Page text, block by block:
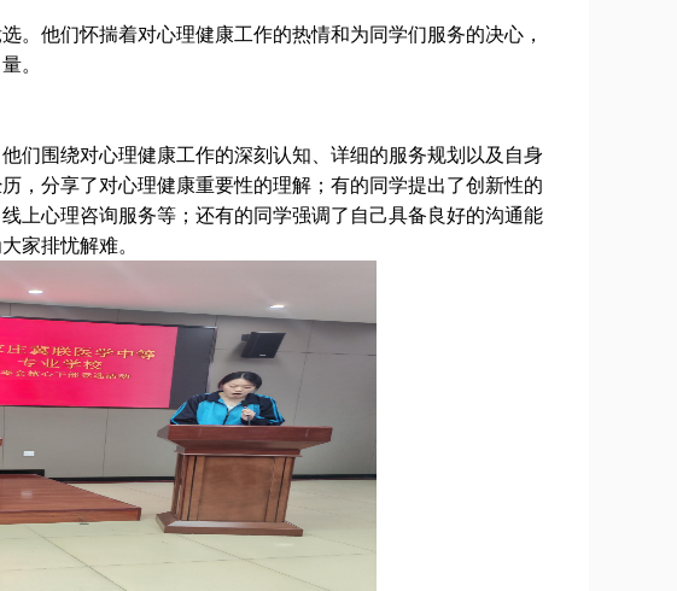
。他们怀揣着对心理健康工作的热情和为同学们服务的决心，
。
们围绕对心理健康工作的深刻认知、详细的服务规划以及自身
，分享了对心理健康重要性的理解；有的同学提出了创新性的
上心理咨询服务等；还有的同学强调了自己具备良好的沟通能
家排忧解难。